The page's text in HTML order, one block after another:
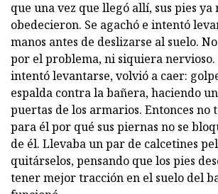
que una vez que llegó allí, sus pies ya
obedecieron. Se agachó e intentó
manos antes de deslizarse al suelo.
por el problema, ni siquiera nervioso.
intentó levantarse, volvió a caer:
espalda contra la bañera, haciendo
puertas de los armarios. Entonces no
para él por qué sus piernas no se
de él. Llevaba un par de calcetines
quitárselos, pensando que los pies
tener mejor tracción en el suelo del